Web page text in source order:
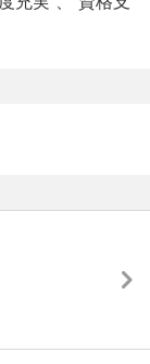
用
に応じて付与
～7日 ※続柄に
状況でも粘り